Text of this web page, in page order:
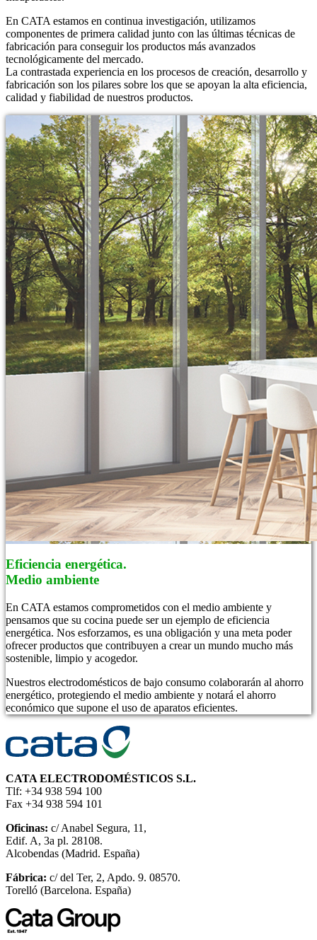
En CATA estamos en continua investigación, utilizamos
componentes de primera calidad junto con las últimas técnicas de
fabricación para conseguir los productos más avanzados
tecnológicamente del mercado.
La contrastada experiencia en los procesos de creación, desarrollo y
fabricación son los pilares sobre los que se apoyan la alta eficiencia,
calidad y fiabilidad de nuestros productos.
Eficiencia energética.
Medio ambiente
En CATA estamos comprometidos con el medio ambiente y
pensamos que su cocina puede ser un ejemplo de eficiencia
energética. Nos esforzamos, es una obligación y una meta poder
ofrecer productos que contribuyen a crear un mundo mucho más
sostenible, limpio y acogedor.
Nuestros electrodomésticos de bajo consumo colaborarán al ahorro
energético, protegiendo el medio ambiente y notará el ahorro
económico que supone el uso de aparatos eficientes.
CATA ELECTRODOMÉSTICOS S.L.
Tlf: +34 938 594 100
Fax +34 938 594 101
Oficinas: c/ Anabel Segura, 11,
Edif. A, 3a pl. 28108.
Alcobendas (Madrid. España)
Fábrica: c/ del Ter, 2, Apdo. 9. 08570.
Torelló (Barcelona. España)